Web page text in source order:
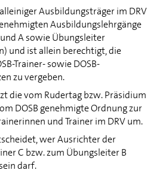
Ausbildungsträger im DRV
Ausbildungslehrgänge
A sowie Übungsleiter
und ist allein berechtigt, die
Trainer- sowie DOSB-
zu vergeben.
die vom Rudertag bzw. Präsidium
DOSB genehmigte Ordnung zur
und Trainer im DRV um.
wer Ausrichter der
C bzw. zum Übungsleiter B
darf.